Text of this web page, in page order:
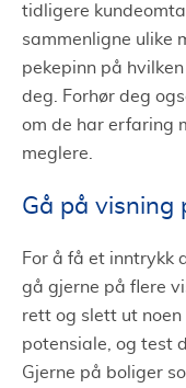
tidligere
sammenligne ulike
pekepinn på
deg. Forhør deg
om de har erfaring
meglere.
Gå på visning
For å få et inntrykk
gå gjerne på flere
rett og slett ut
potensiale, og test
Gjerne på boliger